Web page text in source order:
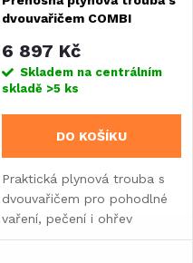
dvouvařičem COMBI
6 897 Kč
Skladem na centrálním
skladě >5 ks
DO KOŠÍKU
Praktická plynová trouba s
dvouvařičem pro pohodlné
vaření, pečení i ohřev
pokrmů pod širým nebem.